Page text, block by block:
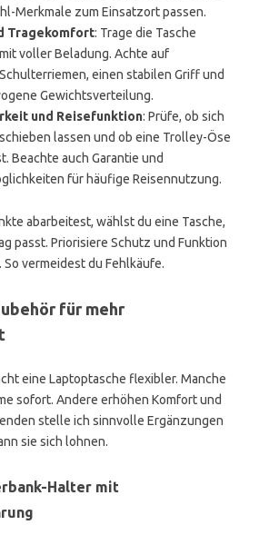
Merkmale zum Einsatzort passen.
Tragekomfort: Trage die Tasche
voller Beladung. Achte auf
einen stabilen Griff und
Gewichtsverteilung.
und Reisefunktion: Prüfe, ob sich
lassen und ob eine Trolley-Öse
Beachte auch Garantie und
für häufige Reisennutzung.
abarbeitest, wählst du eine Tasche,
passt. Priorisiere Schutz und Funktion
vermeidest du Fehlkäufe.
für mehr
eine Laptoptasche flexibler. Manche
sofort. Andere erhöhen Komfort und
stelle ich sinnvolle Ergänzungen
sie sich lohnen.
Halter mit